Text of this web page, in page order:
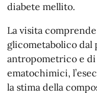
diabete mellito.
La visita
glicometabolico
antropometrico e di
ematochimici,
la stima della